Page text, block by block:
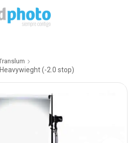
(-2.0 stop)